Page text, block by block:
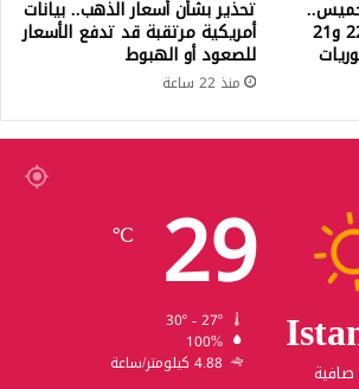
سعر جرام ذهب 24 و22 و21
تحذير بشأن أسعار الذهب.. بيانات
أمريكية مرتقبة قد تدفع الأسعار
للصعود أو الهبوط
منذ 22 ساعة
29
℃
100%
4.88 كيلومتر/ساعة